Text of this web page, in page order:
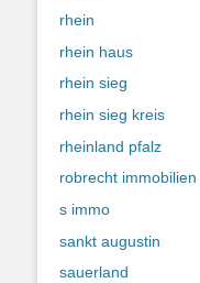
rhein
rhein haus
rhein sieg
rhein sieg kreis
rheinland pfalz
robrecht immobilien
s immo
sankt augustin
sauerland